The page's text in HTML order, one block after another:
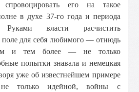
его на такое
в духе 37-го года и периода
Руками власти расчистить
поле для себя любимого — отнюдь
и тем более — не только
попытки знавала и немецкая
уже об известнейшем примере
только идейной, войны с